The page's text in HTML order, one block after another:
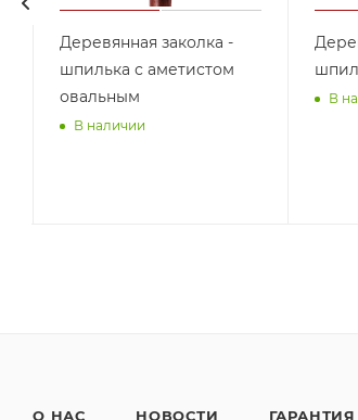
Деревянная заколка -
шпилька с аметистом
овальным
В наличии
В
О НАС НОВОСТИ